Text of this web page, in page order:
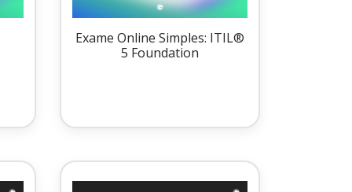
Exame Online Simples: ITIL®
5 Foundation